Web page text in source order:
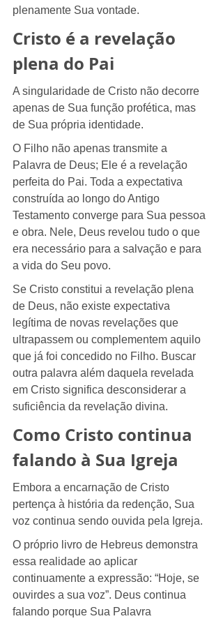
plenamente Sua vontade.
Cristo é a revelação
plena do Pai
A singularidade de Cristo não decorre
apenas de Sua função profética, mas
de Sua própria identidade.
O Filho não apenas transmite a
Palavra de Deus; Ele é a revelação
perfeita do Pai. Toda a expectativa
construída ao longo do Antigo
Testamento converge para Sua pessoa
e obra. Nele, Deus revelou tudo o que
era necessário para a salvação e para
a vida do Seu povo.
Se Cristo constitui a revelação plena
de Deus, não existe expectativa
legítima de novas revelações que
ultrapassem ou complementem aquilo
que já foi concedido no Filho. Buscar
outra palavra além daquela revelada
em Cristo significa desconsiderar a
suficiência da revelação divina.
Como Cristo continua
falando à Sua Igreja
Embora a encarnação de Cristo
pertença à história da redenção, Sua
voz continua sendo ouvida pela Igreja.
O próprio livro de Hebreus demonstra
essa realidade ao aplicar
continuamente a expressão: “Hoje, se
ouvirdes a sua voz”. Deus continua
falando porque Sua Palavra